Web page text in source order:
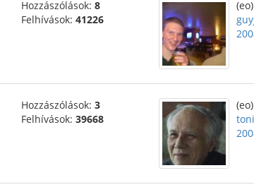
Hozzászólások: 8
Felhívások: 41226
(eo)
Hozzászólások: 3
Felhívások: 39668
(eo)